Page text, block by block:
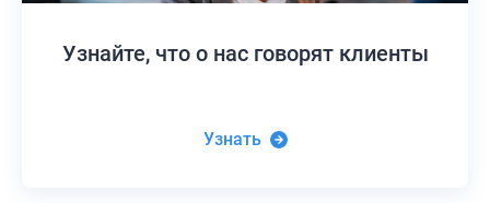
Узнайте,что о нас говорят клиенты
Узнать